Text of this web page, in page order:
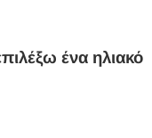
ένα ηλιακό